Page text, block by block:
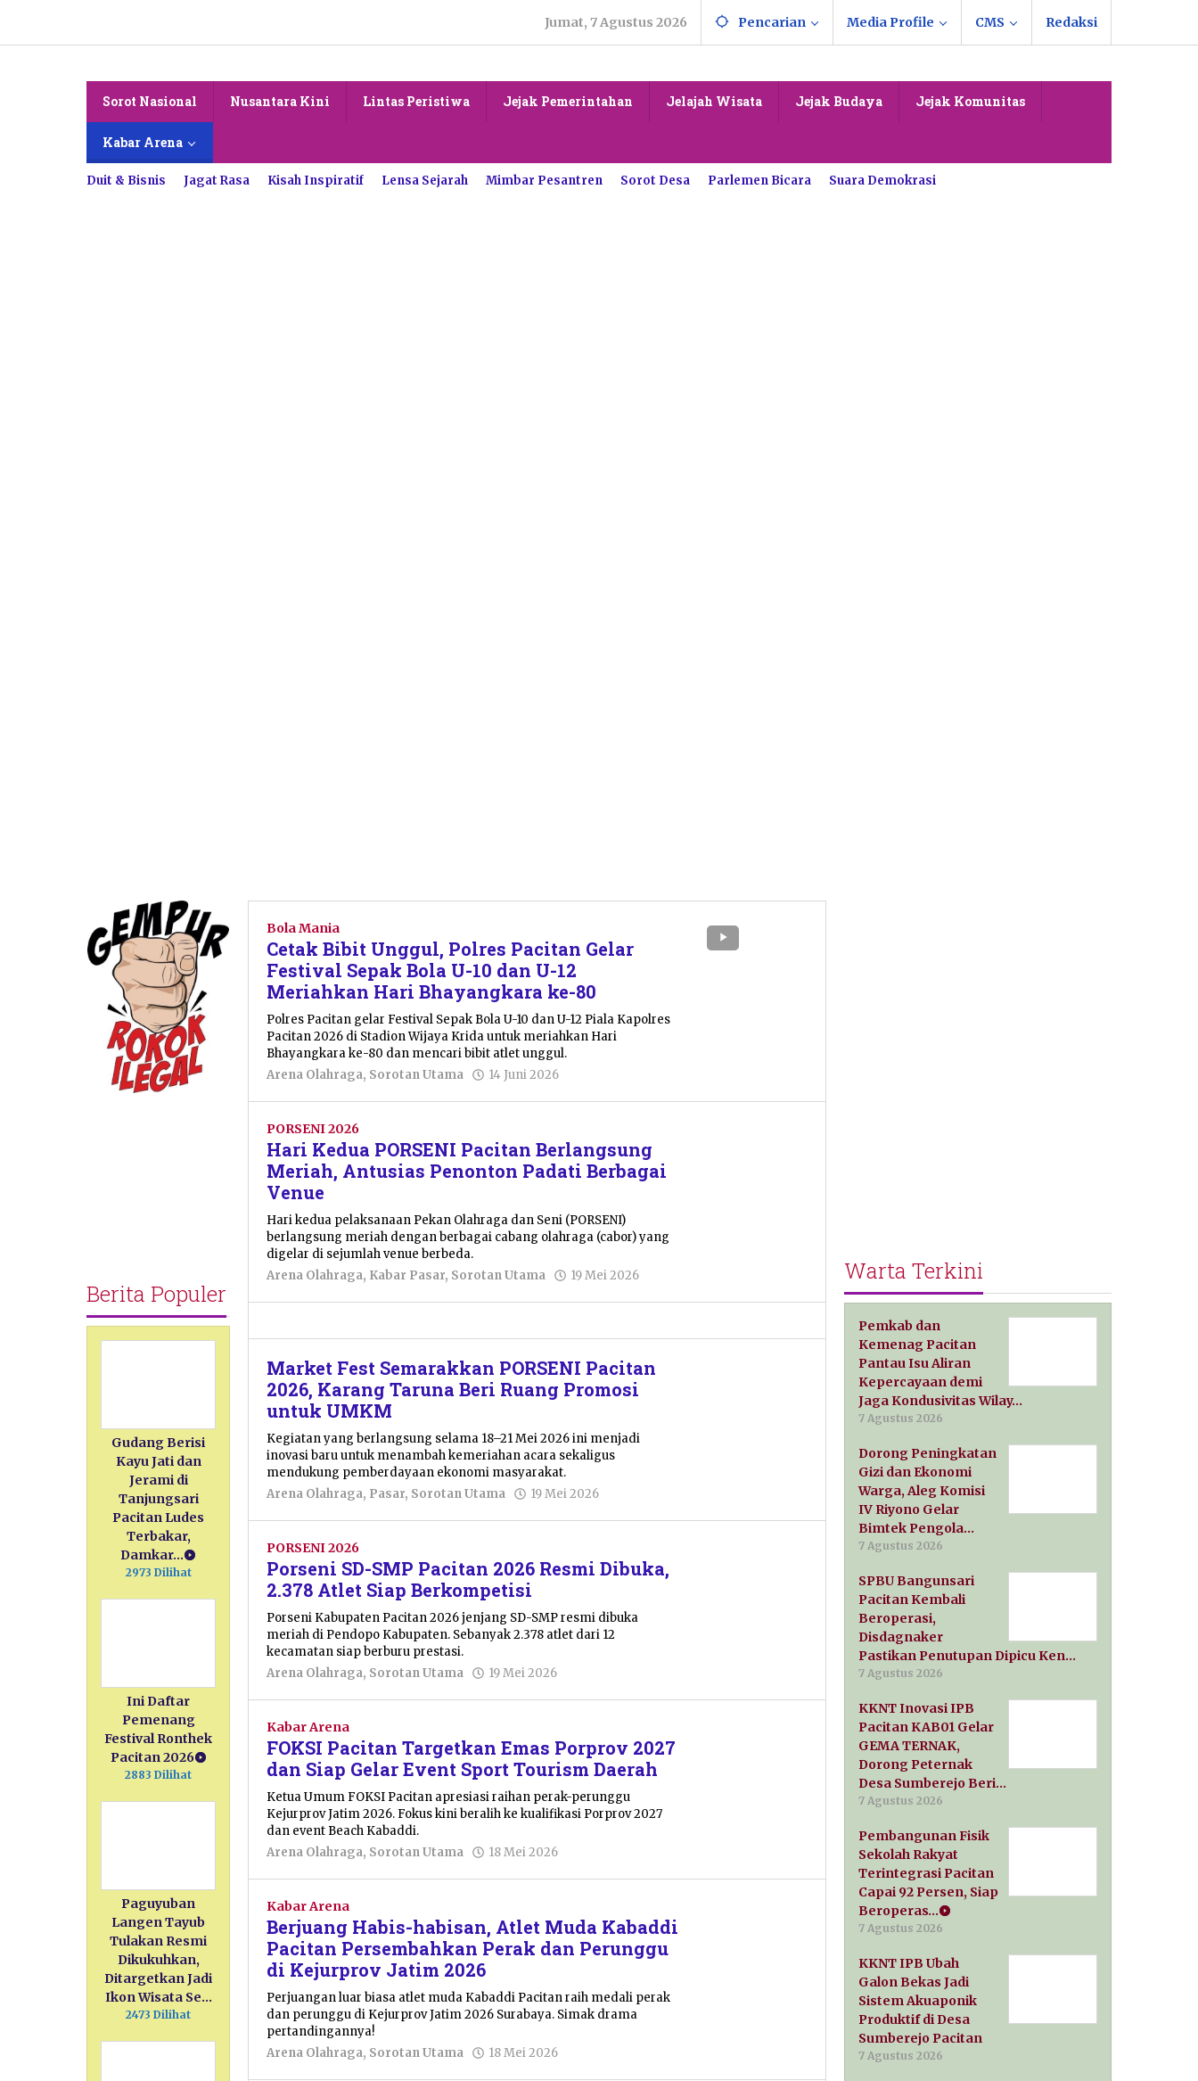
konten
Jumat, 7 Agustus 2026 Pencarian Media Profile CMS Redaksi
Sorot Nasional Nusantara Kini Lintas Peristiwa Jejak Pemerintahan Jelajah Wisata Jejak Budaya Jejak Komunitas
Kabar Arena
Duit & Bisnis Jagat Rasa Kisah Inspiratif Lensa Sejarah Mimbar Pesantren Sorot Desa Parlemen Bicara Suara Demokrasi
Berita Populer
Gudang Berisi
Kayu Jati dan
Jerami di
Tanjungsari
Pacitan Ludes
Terbakar,
Damkar…
2973 Dilihat
Ini Daftar
Pemenang
Festival Ronthek
Pacitan 2026
2883 Dilihat
Paguyuban
Langen Tayub
Tulakan Resmi
Dikukuhkan,
Ditargetkan Jadi
Ikon Wisata Se…
2473 Dilihat
Bola Mania
Cetak Bibit Unggul, Polres Pacitan Gelar
Festival Sepak Bola U-10 dan U-12
Meriahkan Hari Bhayangkara ke-80
Polres Pacitan gelar Festival Sepak Bola U-10 dan U-12 Piala Kapolres
Pacitan 2026 di Stadion Wijaya Krida untuk meriahkan Hari
Bhayangkara ke-80 dan mencari bibit atlet unggul.
Arena Olahraga, Sorotan Utama 14 Juni 2026
PORSENI 2026
Hari Kedua PORSENI Pacitan Berlangsung
Meriah, Antusias Penonton Padati Berbagai
Venue
Hari kedua pelaksanaan Pekan Olahraga dan Seni (PORSENI)
berlangsung meriah dengan berbagai cabang olahraga (cabor) yang
digelar di sejumlah venue berbeda.
Arena Olahraga, Kabar Pasar, Sorotan Utama 19 Mei 2026
Azizah
Market Fest Semarakkan PORSENI Pacitan
2026, Karang Taruna Beri Ruang Promosi
untuk UMKM
Kegiatan yang berlangsung selama 18–21 Mei 2026 ini menjadi
inovasi baru untuk menambah kemeriahan acara sekaligus
mendukung pemberdayaan ekonomi masyarakat.
Arena Olahraga, Pasar, Sorotan Utama 19 Mei 2026
Azizah
PORSENI 2026
Porseni SD-SMP Pacitan 2026 Resmi Dibuka,
2.378 Atlet Siap Berkompetisi
Porseni Kabupaten Pacitan 2026 jenjang SD-SMP resmi dibuka
meriah di Pendopo Kabupaten. Sebanyak 2.378 atlet dari 12
kecamatan siap berburu prestasi.
Arena Olahraga, Sorotan Utama 19 Mei 2026
Kabar Arena
FOKSI Pacitan Targetkan Emas Porprov 2027
dan Siap Gelar Event Sport Tourism Daerah
Ketua Umum FOKSI Pacitan apresiasi raihan perak-perunggu
Kejurprov Jatim 2026. Fokus kini beralih ke kualifikasi Porprov 2027
dan event Beach Kabaddi.
Arena Olahraga, Sorotan Utama 18 Mei 2026
Kabar Arena
Berjuang Habis-habisan, Atlet Muda Kabaddi
Pacitan Persembahkan Perak dan Perunggu
di Kejurprov Jatim 2026
Perjuangan luar biasa atlet muda Kabaddi Pacitan raih medali perak
dan perunggu di Kejurprov Jatim 2026 Surabaya. Simak drama
pertandingannya!
Arena Olahraga, Sorotan Utama 18 Mei 2026
Warta Terkini
Pemkab dan
Kemenag Pacitan
Pantau Isu Aliran
Kepercayaan demi
Jaga Kondusivitas Wilay…
7 Agustus 2026
Dorong Peningkatan
Gizi dan Ekonomi
Warga, Aleg Komisi
IV Riyono Gelar
Bimtek Pengola…
7 Agustus 2026
SPBU Bangunsari
Pacitan Kembali
Beroperasi,
Disdagnaker
Pastikan Penutupan Dipicu Ken…
7 Agustus 2026
KKNT Inovasi IPB
Pacitan KAB01 Gelar
GEMA TERNAK,
Dorong Peternak
Desa Sumberejo Beri…
7 Agustus 2026
Pembangunan Fisik
Sekolah Rakyat
Terintegrasi Pacitan
Capai 92 Persen, Siap
Beroperas…
7 Agustus 2026
KKNT IPB Ubah
Galon Bekas Jadi
Sistem Akuaponik
Produktif di Desa
Sumberejo Pacitan
7 Agustus 2026